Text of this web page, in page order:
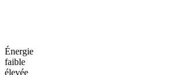
Énergie
faible
élevée